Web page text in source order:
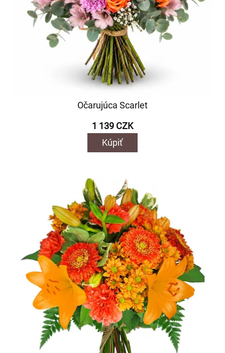
Očarujúca Scarlet
1 139 CZK
Kúpiť